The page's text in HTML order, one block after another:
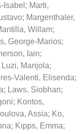
Isabel ; Marti,
; Margenthaler,
Willam;
George-Marios;
Iain;
Luzi, Manjola;
Valenti, Elisenda;
; Laws, Siobhan;
; Kontos,
Assia; Ko,
; Kipps, Emma;